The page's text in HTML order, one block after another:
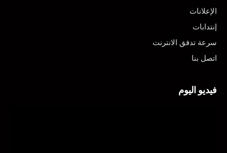
الإعلانات
إنتدابات
سرعة تدفق الانترنت
اتصل بنا
فيديو اليوم